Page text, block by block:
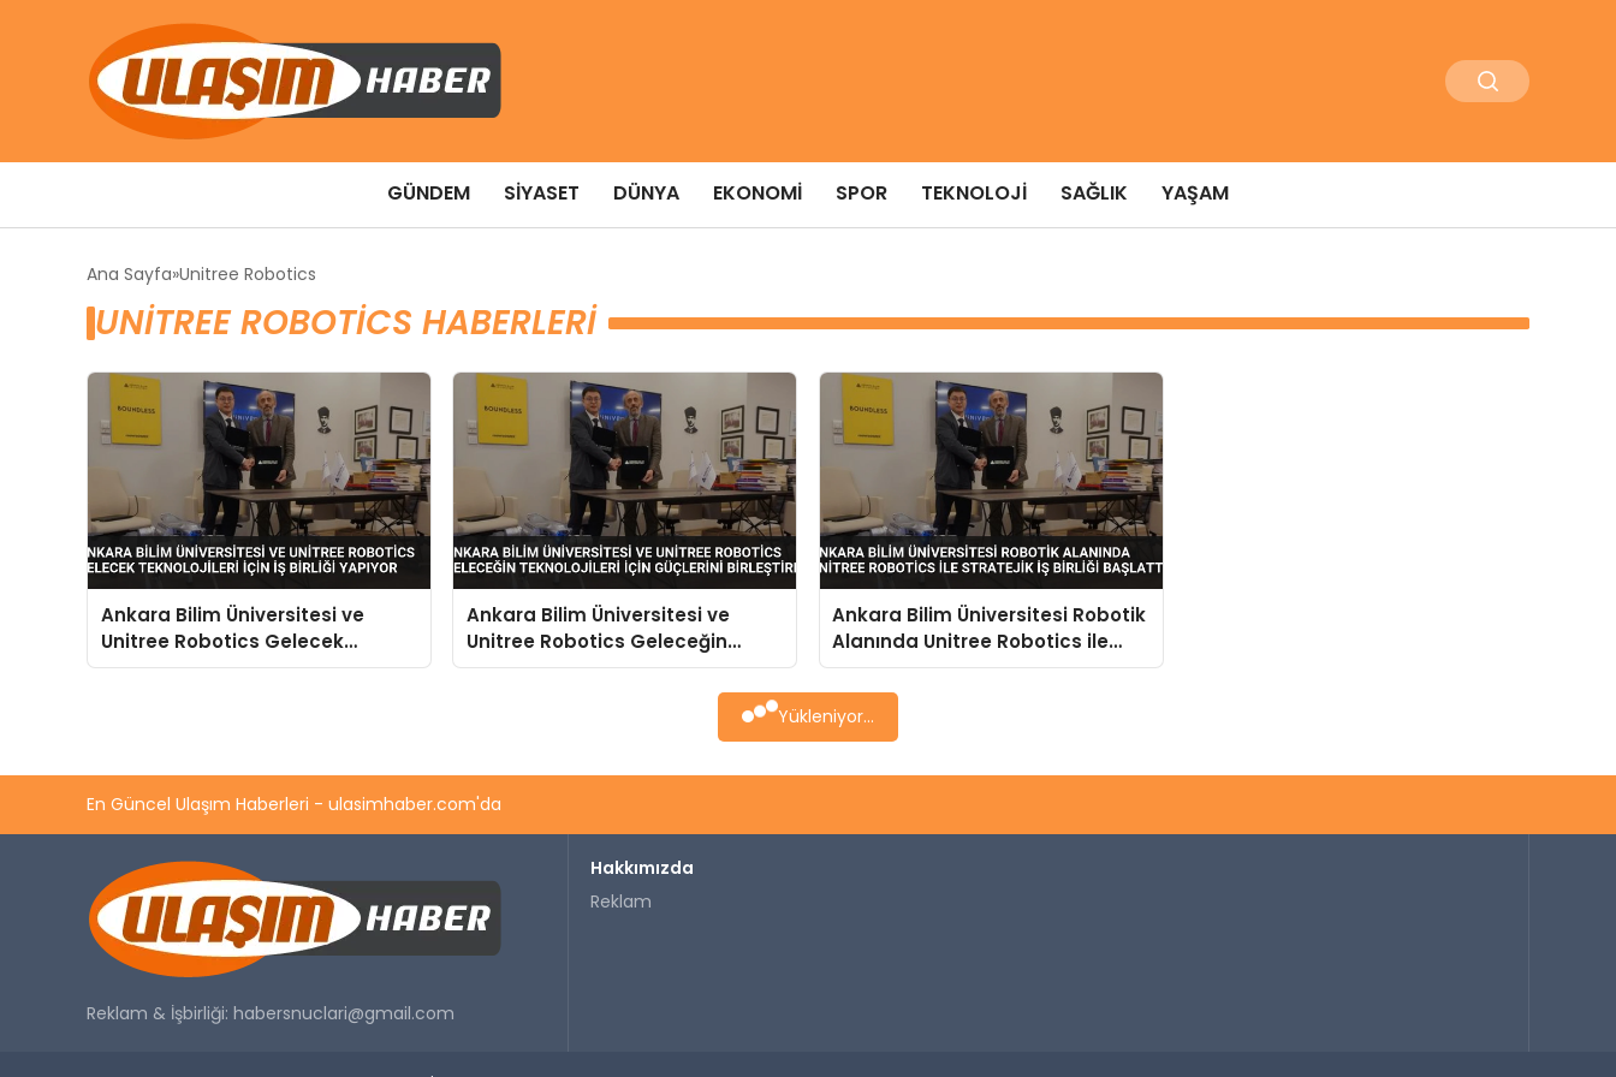
GÜNDEM SIYASET DÜNYA EKONOMI SPOR TEKNOLOJI SAĞLIK YAŞAM
Ana Sayfa Unitree Robotics
UNITREE ROBOTICS HABERLERI
Ankara Bilim Üniversitesi ve
Unitree Robotics Gelecek
Teknolojileri İçin İş Birliği Yapıyor
Ankara Bilim Üniversitesi ve
Unitree Robotics Geleceğin
Teknolojileri İçin Güçlerini
Ankara Bilim Üniversitesi Robotik
Alanında Unitree Robotics ile
Stratejik İş Birliği Başlattı
Yükleniyor...
En Güncel Ulaşım Haberleri - ulasimhaber.com'da
Reklam & İşbirliği: habersnuclari@gmail.com
Hakkımızda
Reklam